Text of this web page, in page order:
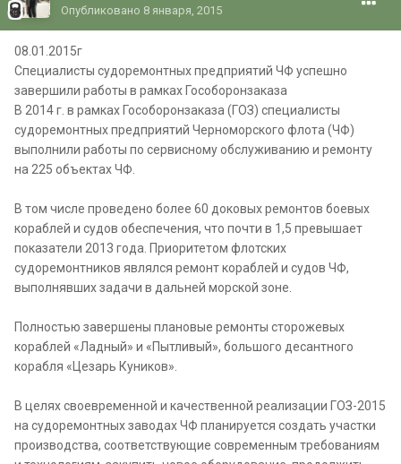
Опубликовано 8 января, 2015
08.01.2015г
Специалисты судоремонтных предприятий ЧФ успешно
завершили работы в рамках Гособоронзаказа
В 2014 г. в рамках Гособоронзаказа (ГОЗ) специалисты
судоремонтных предприятий Черноморского флота (ЧФ)
выполнили работы по сервисному обслуживанию и ремонту
на 225 объектах ЧФ.
В том числе проведено более 60 доковых ремонтов боевых
кораблей и судов обеспечения, что почти в 1,5 превышает
показатели 2013 года. Приоритетом флотских
судоремонтников являлся ремонт кораблей и судов ЧФ,
выполнявших задачи в дальней морской зоне.
Полностью завершены плановые ремонты сторожевых
кораблей «Ладный» и «Пытливый», большого десантного
корабля «Цезарь Куников».
В целях своевременной и качественной реализации ГОЗ-2015
на судоремонтных заводах ЧФ планируется создать участки
производства, соответствующие современным требованиям